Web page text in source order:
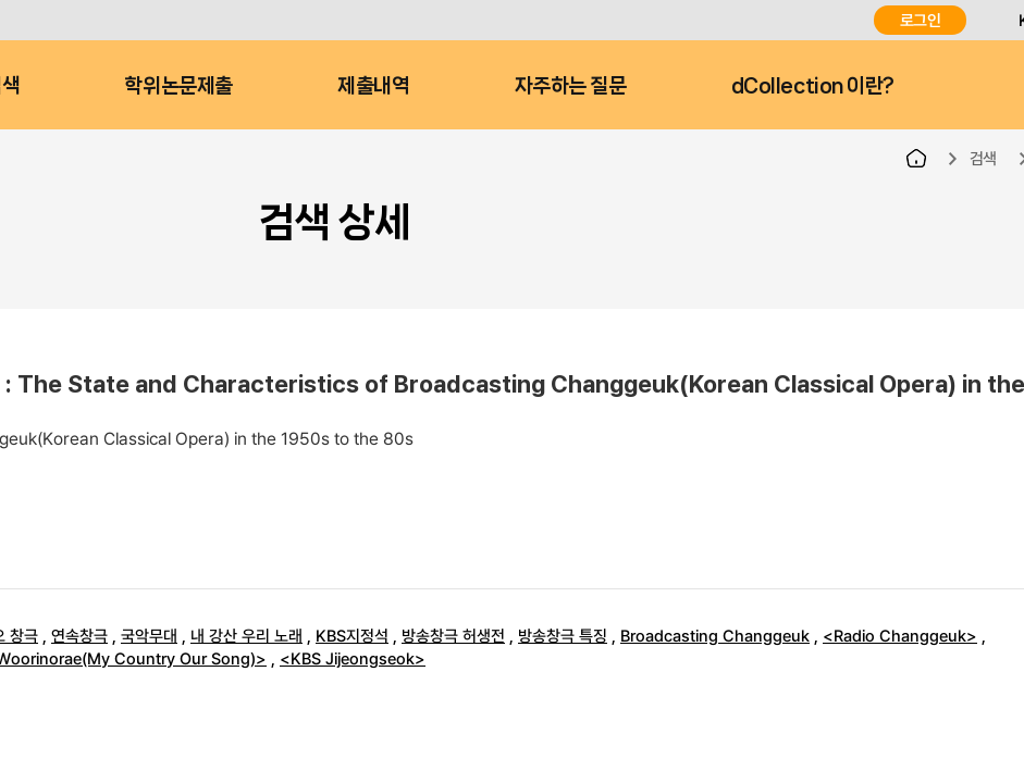
로그인
학위논문제출 제출내역 자주하는 질문 dCollection 이란?
검색
검색 상세
징 : The State and Characteristics of Broadcasting Changgeuk(Korean Classical Opera) in the
Classical Opera) in the 1950s to the 80s
창극 , 연속창극 , 국악무대 , 내 강산 우리 노래 , KBS지정석 , 방송창극 허생전 , 방송창극 특징 , Broadcasting Changgeuk , <Radio Changgeuk> ,
Country Our Song)> , <KBS Jijeongseok>